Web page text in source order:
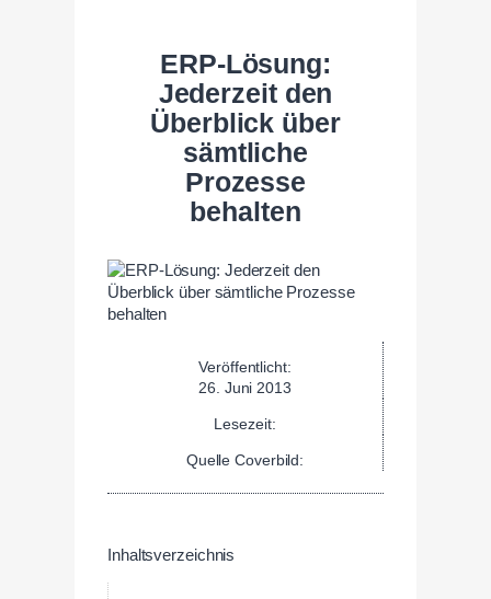
ERP-Lösung:
Jederzeit den
Überblick über
sämtliche
Prozesse
behalten
Veröffentlicht:
26. Juni 2013
Lesezeit:
Quelle Coverbild:
Inhaltsverzeichnis